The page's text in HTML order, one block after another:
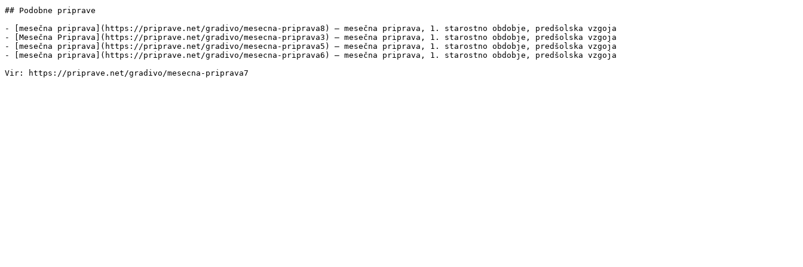
## Podobne priprave
- [mesečna priprava](https://priprave.net/gradivo/mesecna-priprava8) — mesečna priprava, 1. starostno obdobje, predšolska vzgoja
- [Mesečna Priprava](https://priprave.net/gradivo/mesecna-priprava3) — mesečna priprava, 1. starostno obdobje, predšolska vzgoja
- [mesečna priprava](https://priprave.net/gradivo/mesecna-priprava5) — mesečna priprava, 1. starostno obdobje, predšolska vzgoja
- [mesečna priprava](https://priprave.net/gradivo/mesecna-priprava6) — mesečna priprava, 1. starostno obdobje, predšolska vzgoja